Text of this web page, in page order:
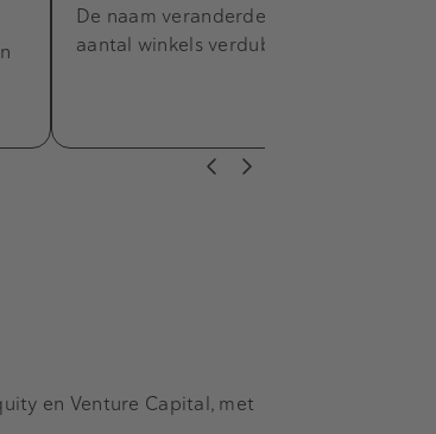
De naam veranderde in Nexeye en het
aantal winkels verdubbelde tot 720.
en Venture Capital, met